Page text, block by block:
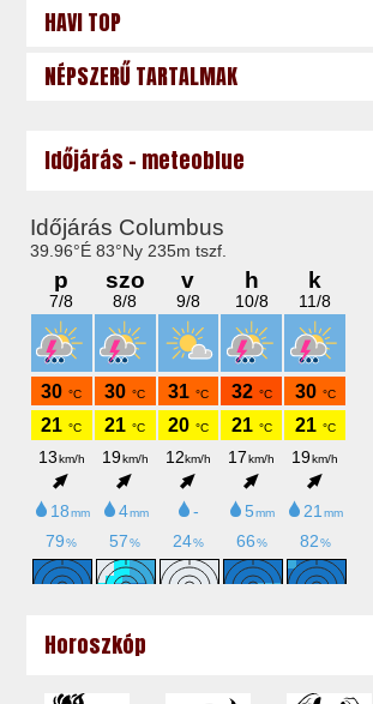
HAVI TOP
NÉPSZERŰ TARTALMAK
Időjárás - meteoblue
Horoszkóp